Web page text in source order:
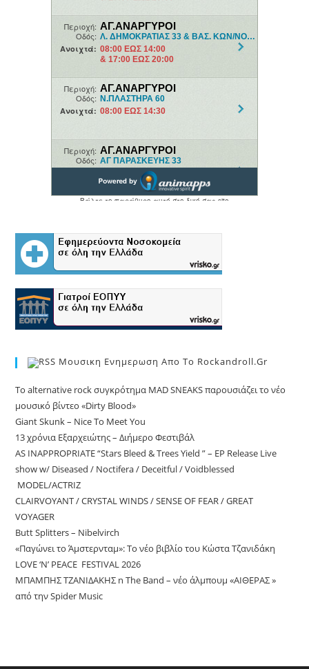
Μουσικη Ενημερωση Απο Το Rockandroll.gr
Το alternative rock συγκρότημα MAD SNEAKS παρουσιάζει το νέο
μουσικό βίντεο «Dirty Blood»
Giant Skunk – Nice To Meet You
13 χρόνια Εξαρχειώτης – Διήμερο Φεστιβάλ
AS INAPPROPRIATE “Stars Bleed & Trees Yield ” – EP Release Live
show w/ Diseased / Noctifera / Deceitful / Voidblessed
MODEL/ACTRIZ
CLAIRVOYANT / CRYSTAL WINDS / SENSE OF FEAR / GREAT
VOYAGER
Butt Splitters – Nibelvirch
«Παγώνει το Άμστερνταμ»: Το νέο βιβλίο του Κώστα Τζανιδάκη
LOVE ‘N’ PEACE FESTIVAL 2026
ΜΠΑΜΠΗΣ ΤΖΑΝΙΔΑΚΗΣ n The Band – νέο άλμπουμ «ΑΙΘΕΡΑΣ »
από την Spider Music